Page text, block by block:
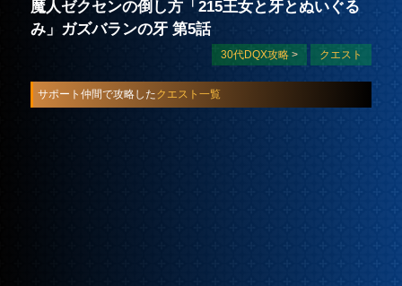
魔人ゼクセンの倒し方「215王女と牙とぬいぐる
み」ガズバランの牙 第5話
30代DQX攻略> クエスト
サポート仲間で攻略したクエスト一覧